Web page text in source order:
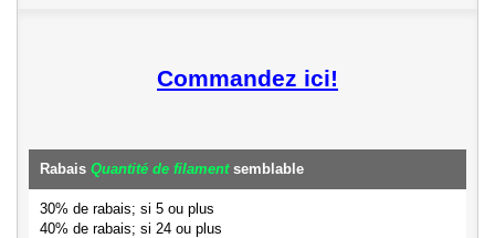
Commandez ici!
Rabais Quantité de filamentsemblable
30% de rabais; si 5 ou plus
40% de rabais; si 24 ou plus